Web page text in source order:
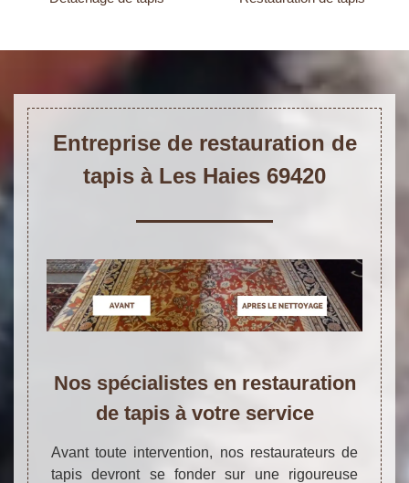
Entreprise de restauration de
tapis à Les Haies 69420
Nos spécialistes en restauration
de tapis à votre service
Avant toute intervention, nos restaurateurs de
tapis devront se fonder sur une rigoureuse